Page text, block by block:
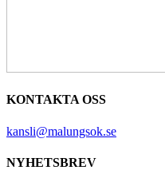
KONTAKTA OSS
kansli@malungsok.se
NYHETSBREV